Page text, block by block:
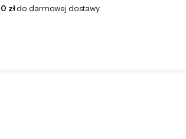
złdo darmowej dostawy